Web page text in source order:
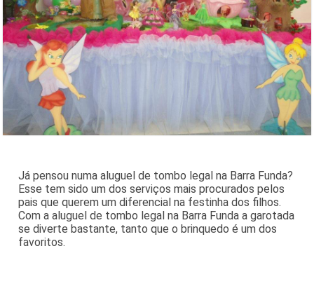
Já pensou numa aluguel de tombo legal na Barra Funda?
Esse tem sido um dos serviços mais procurados pelos
pais que querem um diferencial na festinha dos filhos.
Com a aluguel de tombo legal na Barra Funda a garotada
se diverte bastante, tanto que o brinquedo é um dos
favoritos.